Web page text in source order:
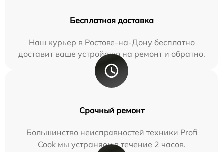
Бесплатная доставка
Наш курьер в Ростове-на-Дону бесплатно
доставит ваше устройство на ремонт и обратно.
Срочный ремонт
Большинство неисправностей техники Profi
Cook мы устраняем в течение 2 часов.